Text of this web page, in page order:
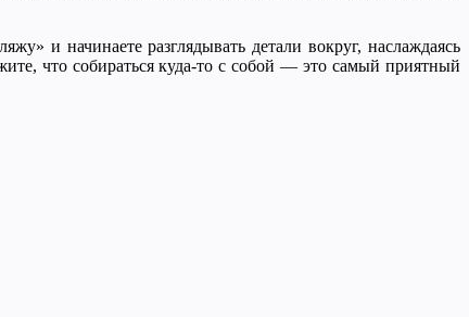
и начинаете разглядывать детали вокруг, наслаждаясь
что собираться куда-то с собой — это самый приятный